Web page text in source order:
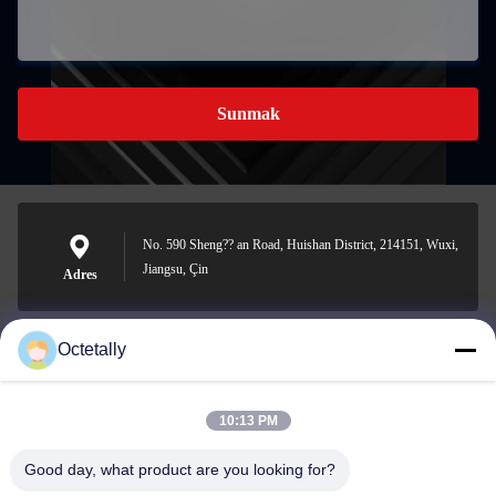
Sunmak
Adres
No. 590 Sheng?? an Road, Huishan District, 214151, Wuxi,
Jiangsu, Çin
sales@wellleader.com
Octetally
10:13 PM
Good day, what product are you looking for?